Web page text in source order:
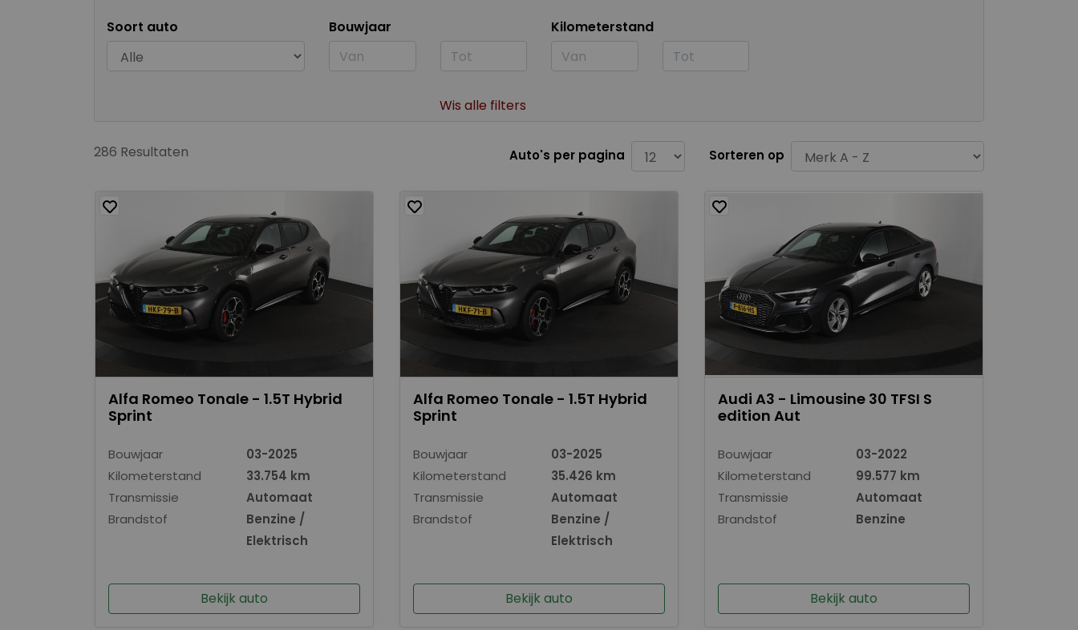
Soort auto Bouwjaar Kilometerstand
Wis alle filters
286 Resultaten Auto's per pagina Sorteren op
Alfa Romeo Tonale - 1.5T Hybrid
Sprint
Bouwjaar
03-2025
Kilometerstand
33.754 km
Transmissie
Automaat
Brandstof
Benzine /
Elektrisch
Bekijk auto
Alfa Romeo Tonale - 1.5T Hybrid
Sprint
Bouwjaar
03-2025
Kilometerstand
35.426 km
Transmissie
Automaat
Brandstof
Benzine /
Elektrisch
Bekijk auto
Audi A3 - Limousine 30 TFSI S
edition Aut
Bouwjaar
03-2022
Kilometerstand
99.577 km
Transmissie
Automaat
Brandstof
Benzine
Bekijk auto